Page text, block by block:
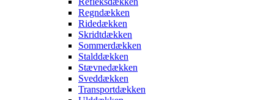
Regndækken
Ridedækken
Skridtdækken
Sommerdækken
Stalddækken
Stævnedækken
Sveddækken
Transportdækken